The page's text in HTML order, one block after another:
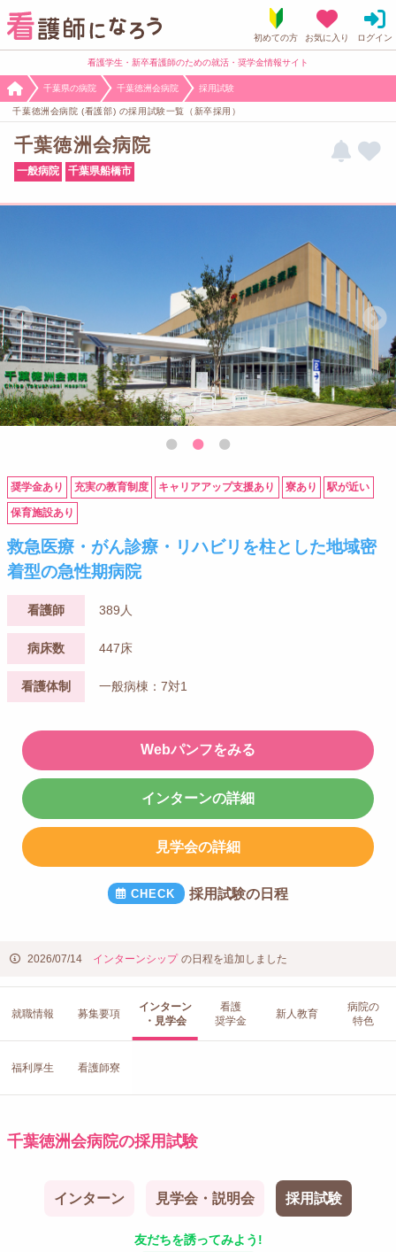
看護学生・新卒看護師のための就活・奨学金情報サイト
千葉県の病院 千葉徳洲会病院 採用試験
千葉徳洲会病院 (看護部) の採用試験一覧（新卒採用）
千葉徳洲会病院
一般病院 千葉県船橋市
奨学金あり 充実の教育制度 キャリアアップ支援あり 寮あり 駅が近い
保育施設あり
救急医療・がん診療・リハビリを柱とした地域密
着型の急性期病院
看護師 389人
病床数 447床
看護体制 一般病棟：7対1
Webパンフをみる
インターンの詳細
見学会の詳細
採用試験の日程
2026/07/14 インターンシップ の日程を追加しました
就職情報 募集要項
インターン
・見学会
看護
奨学金
新人教育
病院の
特色
福利厚生 看護師寮
千葉徳洲会病院の採用試験
インターン 見学会・説明会 採用試験
友だちを誘ってみよう!